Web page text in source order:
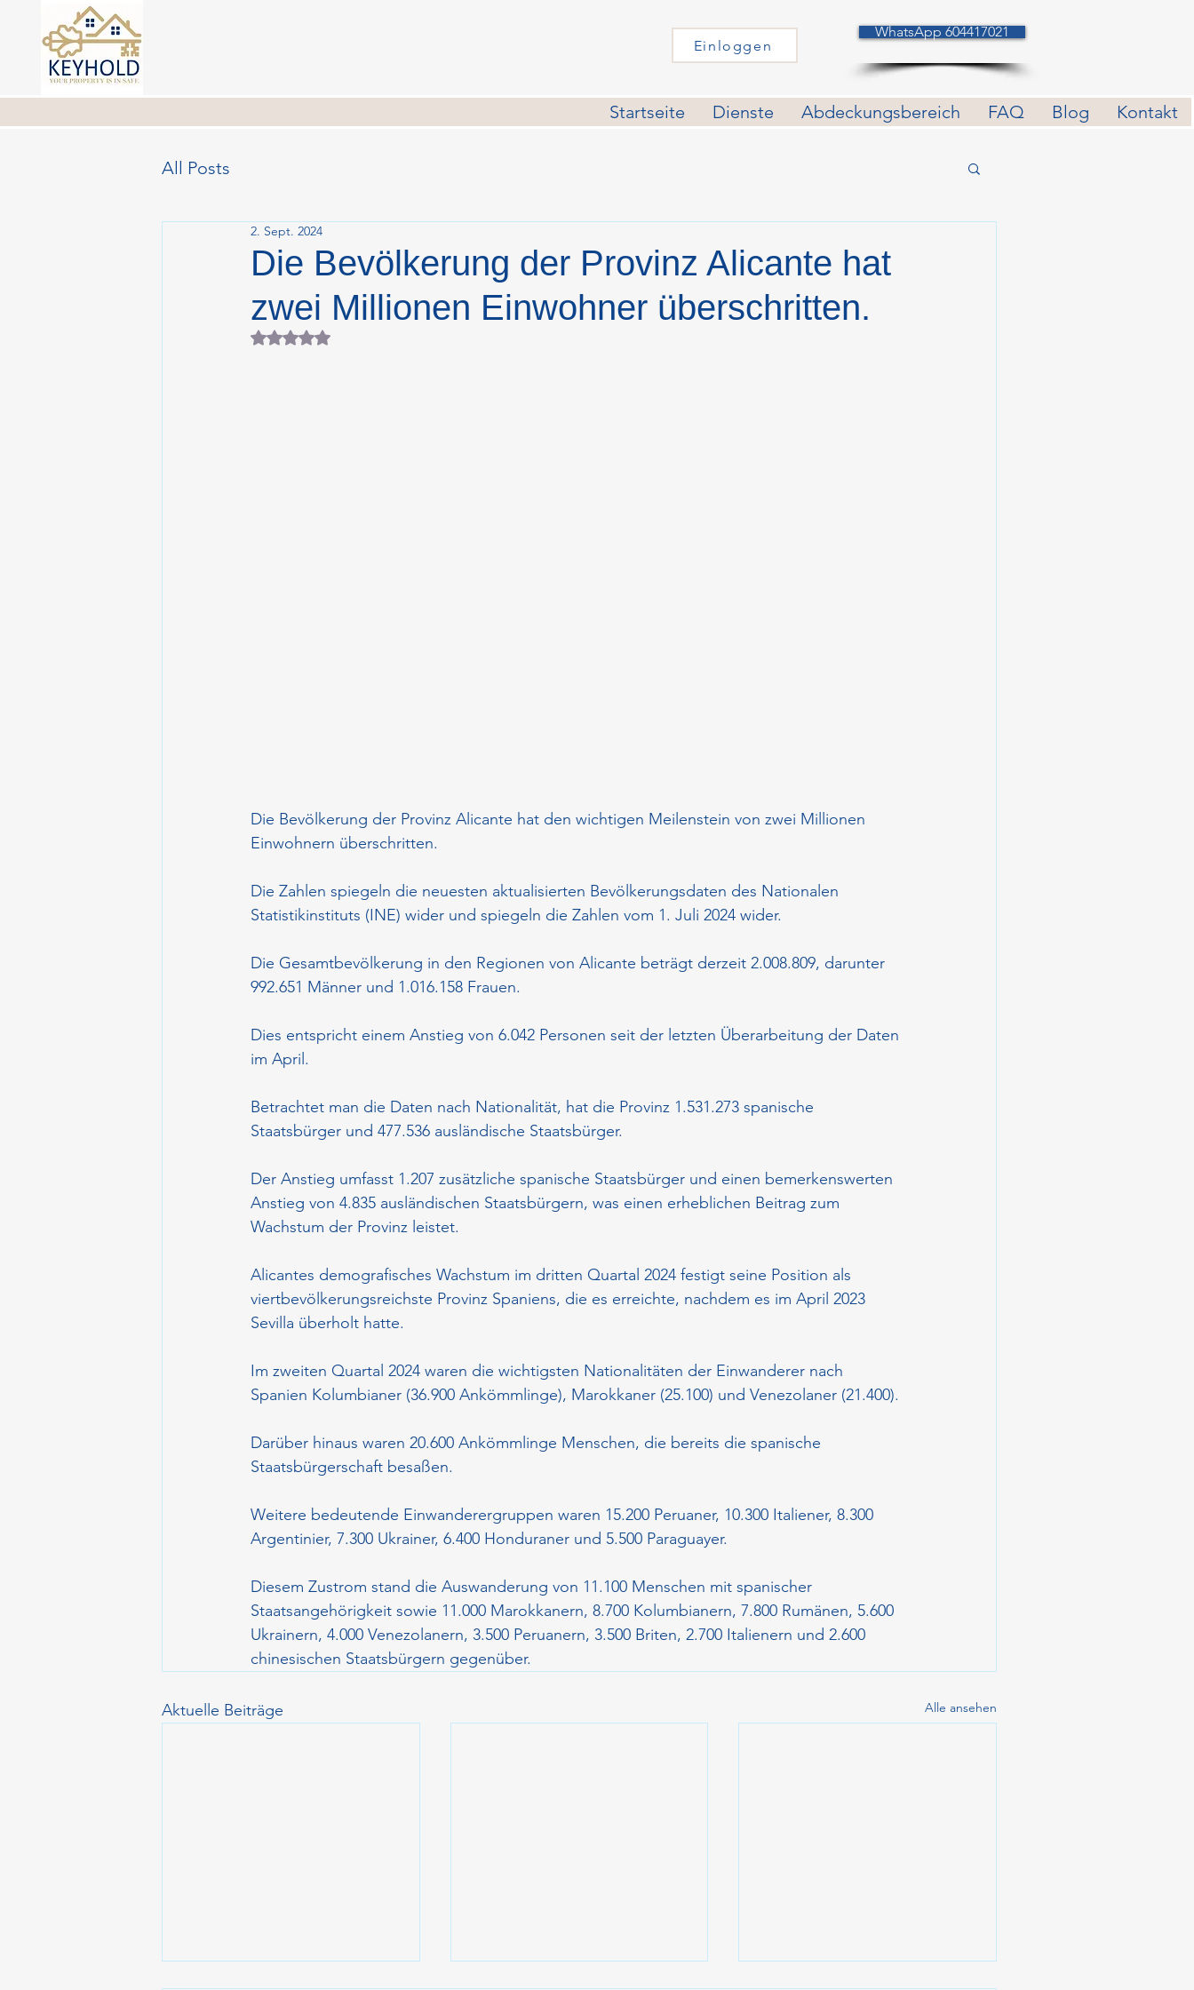
Einloggen
WhatsApp 604417021
Startseite Dienste Abdeckungsbereich FAQ Blog Kontakt
All Posts
Die Bevölkerung der Provinz Alicante hat
zwei Millionen Einwohner überschritten.
2. Sept. 2024
Mit NaN von 5 Sternen bewertet.
Die Bevölkerung der Provinz Alicante hat den wichtigen Meilenstein von zwei Millionen
Einwohnern überschritten.
Die Zahlen spiegeln die neuesten aktualisierten Bevölkerungsdaten des Nationalen
Statistikinstituts (INE) wider und spiegeln die Zahlen vom 1. Juli 2024 wider.
Die Gesamtbevölkerung in den Regionen von Alicante beträgt derzeit 2.008.809, darunter
992.651 Männer und 1.016.158 Frauen.
Dies entspricht einem Anstieg von 6.042 Personen seit der letzten Überarbeitung der Daten
im April.
Betrachtet man die Daten nach Nationalität, hat die Provinz 1.531.273 spanische
Staatsbürger und 477.536 ausländische Staatsbürger.
Der Anstieg umfasst 1.207 zusätzliche spanische Staatsbürger und einen bemerkenswerten
Anstieg von 4.835 ausländischen Staatsbürgern, was einen erheblichen Beitrag zum
Wachstum der Provinz leistet.
Alicantes demografisches Wachstum im dritten Quartal 2024 festigt seine Position als
viertbevölkerungsreichste Provinz Spaniens, die es erreichte, nachdem es im April 2023
Sevilla überholt hatte.
Im zweiten Quartal 2024 waren die wichtigsten Nationalitäten der Einwanderer nach
Spanien Kolumbianer (36.900 Ankömmlinge), Marokkaner (25.100) und Venezolaner (21.400).
Darüber hinaus waren 20.600 Ankömmlinge Menschen, die bereits die spanische
Staatsbürgerschaft besaßen.
Weitere bedeutende Einwanderergruppen waren 15.200 Peruaner, 10.300 Italiener, 8.300
Argentinier, 7.300 Ukrainer, 6.400 Honduraner und 5.500 Paraguayer.
Diesem Zustrom stand die Auswanderung von 11.100 Menschen mit spanischer
Staatsangehörigkeit sowie 11.000 Marokkanern, 8.700 Kolumbianern, 7.800 Rumänen, 5.600
Ukrainern, 4.000 Venezolanern, 3.500 Peruanern, 3.500 Briten, 2.700 Italienern und 2.600
chinesischen Staatsbürgern gegenüber.
Aktuelle Beiträge Alle ansehen